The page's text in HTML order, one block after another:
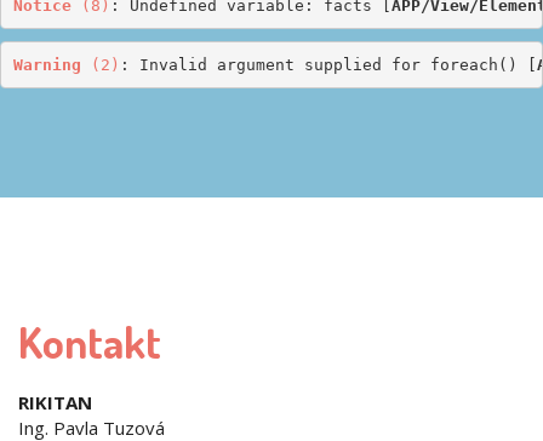
Notice (8) : Undefined variable: facts [APP/View/
Warning (2) : Invalid argument supplied for foreach() [
Kontakt
RIKITAN
Ing. Pavla Tuzová